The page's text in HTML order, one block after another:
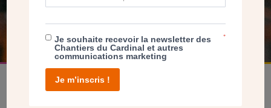
FAIRE UN DON
Je souhaite recevoir la newsletter des
Chantiers du Cardinal et autres
communications marketing
*
Je m’inscris !